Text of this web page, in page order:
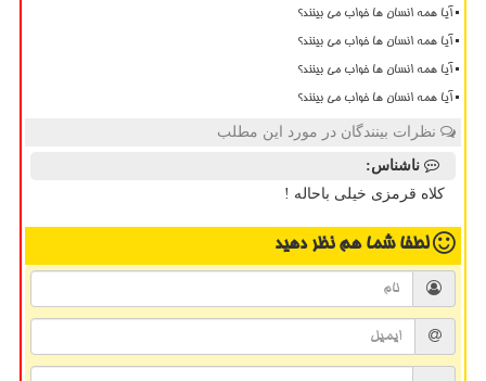
آیا همه انسان ها خواب می بینند؟
آیا همه انسان ها خواب می بینند؟
آیا همه انسان ها خواب می بینند؟
آیا همه انسان ها خواب می بینند؟
نظرات بینندگان در مورد این مطلب
ناشناس:
کلاه قرمزی خیلی باحاله !
لطفا شما همنظر دهید